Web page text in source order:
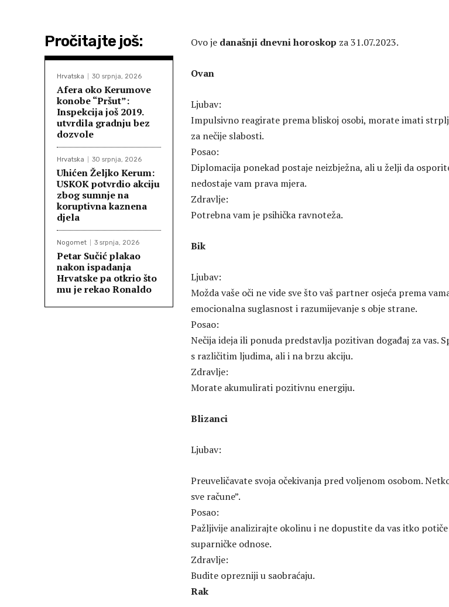
Pročitajte još:
Hrvatska 30 srpnja, 2026
Afera oko Kerumove
konobe “Pršut”:
Inspekcija još 2019.
utvrdila gradnju bez
dozvole
Hrvatska 30 srpnja, 2026
Uhićen Željko Kerum:
USKOK potvrdio akciju
zbog sumnje na
koruptivna kaznena
djela
Nogomet 3 srpnja, 2026
Petar Sučić plakao
nakon ispadanja
Hrvatske pa otkrio što
mu je rekao Ronaldo
Ovo je današnji dnevni horoskop za 31.07.2023.
Ovan
Ljubav:
Impulsivno reagirate prema bliskoj osobi, morate imati
za nečije slabosti.
Posao:
Diplomacija ponekad postaje neizbježna, ali u želji da
nedostaje vam prava mjera.
Zdravlje:
Potrebna vam je psihička ravnoteža.
Bik
Ljubav:
Možda vaše oči ne vide sve što vaš partner osjeća prema
emocionalna suglasnost i razumijevanje s obje strane.
Posao:
Nečija ideja ili ponuda predstavlja pozitivan događaj za vas.
s različitim ljudima, ali i na brzu akciju.
Zdravlje:
Morate akumulirati pozitivnu energiju.
Blizanci
Ljubav:
Preuveličavate svoja očekivanja pred voljenom osobom.
sve račune”.
Posao:
Pažljivije analizirajte okolinu i ne dopustite da vas itko
suparničke odnose.
Zdravlje:
Budite oprezniji u saobraćaju.
Rak